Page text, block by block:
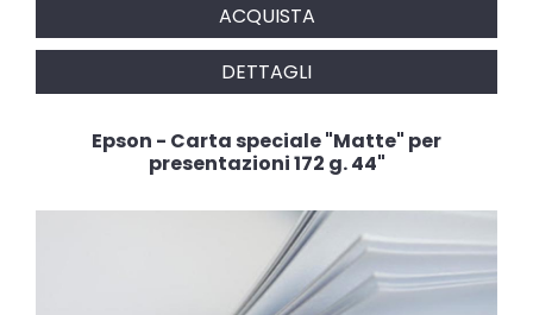
ACQUISTA
DETTAGLI
Epson - Carta speciale "Matte" per
presentazioni 172 g. 44"